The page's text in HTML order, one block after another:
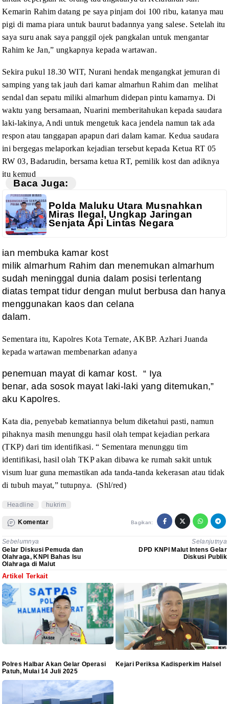
Kemarin Rahim datang pe saya pinjam doi 100 ribu, katanya mau
pigi di mama piara untuk baurut badannya yang salese. Setelah itu
saya suru anak saya panggil ojek pangkalan untuk mengantar
Rahim ke Jan,” ungkapnya kepada wartawan.
Sekira pukul 18.30 WIT, Nurani hendak mengangkat jemuran di
samping yang tak jauh dari kamar almarhun Rahim dan melihat
sendal dan sepatu miliki almarhum didepan pintu kamarnya. Di
waktu yang bersamaan, Nuarini memberitahukan kepada saudara
laki-lakinya, Andi untuk mengetuk kaca jendela namun tak ada
respon atau tanggapan apapun dari dalam kamar. Kedua saudara
ini bergegas melaporkan kejadian tersebut kepada Ketua RT 05
RW 03, Badarudin, bersama ketua RT, pemilik kost dan adiknya
itu kemud
Baca Juga:
Polda Maluku Utara Musnahkan
Miras Ilegal, Ungkap Jaringan
Senjata Api Lintas Negara
ian membuka kamar kost
milik almarhum Rahim dan menemukan almarhum
sudah meninggal dunia dalam posisi terlentang
diatas tempat tidur dengan mulut berbusa dan hanya
menggunakan kaos dan celana
dalam.
Sementara itu, Kapolres Kota Ternate, AKBP. Azhari Juanda
kepada wartawan membenarkan adanya
penemuan mayat di kamar kost. “ Iya
benar, ada sosok mayat laki-laki yang ditemukan,”
aku Kapolres.
Kata dia, penyebab kematiannya belum diketahui pasti, namun
pihaknya masih menunggu hasil olah tempat kejadian perkara
(TKP) dari tim identifikasi. “ Sementara menunggu tim
identifikasi, hasil olah TKP akan dibawa ke rumah sakit untuk
visum luarguna memastikan ada tanda-tanda kekerasan atau tidak
di tubuh mayat,” tutupnya. (Shl/red)
Headline hukrim
Komentar Bagikan:
Sebelumnya
Gelar Diskusi Pemuda dan
Olahraga, KNPI Bahas Isu
Olahraga di Malut
Selanjutnya
DPD KNPI Malut Intens Gelar
Diskusi Publik
Artikel Terkait
Polres Halbar Akan Gelar Operasi
Patuh, Mulai 14 Juli 2025
Kejari Periksa Kadisperkim Halsel